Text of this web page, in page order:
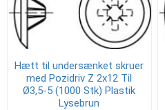
Hætt til undersænket skruer
med Pozidriv Z 2x12 Til
Ø3,5-5 (1000 Stk) Plastik
Lysebrun